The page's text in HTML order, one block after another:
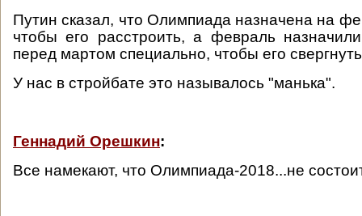
Путин сказал, что Олимпиада назначена на
чтобы его расстроить, а февраль
перед мартом специально, чтобы его
У нас в стройбате это называлось "манька".
Геннадий Орешкин:
Все намекают, что Олимпиада-2018...не